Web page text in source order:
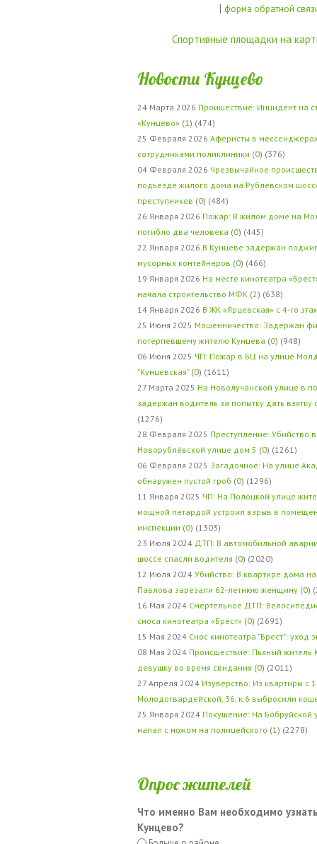
| форма обратной
Спортивные площадки на
Новости Кунцево
24 Марта 2026 Проишествие: Инцидент на
«Кунцево» (1 ) (474)
25 Февраля 2026 Аферисты в
сотрудниками поликлиники (0) (376)
04 Февраля 2026 Чрезвычайное
подъезде жилого дома на Рублевском
преступников (0) (484)
26 Января 2026 Пожар: В жилом доме на
погибло два человека (0) (445)
22 Января 2026 В Кунцеве задержан
мусорных контейнеров (0) (466)
19 Января 2026 На месте кинотеатра
начала строительство МФК (2) (638)
14 Января 2026 В ЖК «Ярцевская» с 4-го
25 Июня 2025 Мошенничество: Задержан
потерпевшему жителю Кунцева (0) (948)
06 Июня 2025 ЧП: Пожар в БЦ на улице
"Кунцевская" (0) (1611)
27 Марта 2025 На Новолучанской улице в
задержан водитель за попытку дать
(1276)
28 Февраля 2025 Преступление: Убийство
Новорублёвской улице дом 5 (0) (1261)
06 Февраля 2025 Загадочное: На улице
обнаружен пустой гроб (0) (1296)
11 Января 2025 ЧП: На Полоцкой улице
мощной петардой устроил взрыв в
инспекции (0) (1303)
23 Июля 2024 ДТП: В автомобильной
шоссе спасли водителя (0) (2020)
12 Июля 2024 Убийство: В квартире дома
Павлова зарезали 62-летнюю женщину (0)
16 Мая 2024 Смертельное ДТП:
сноса кинотеатра «Брест» (0) (2691)
15 Мая 2024 Снос кинотеатра "Брест": уход
08 Мая 2024 Происшествие: Пьяный житель
девушку во время свидания (0) (2011)
27 Апреля 2024 Изуверство: Из квартиры с
Молодогвардейской, 36, к.6 выбросили
25 Января 2024 Покушение: На Бобруйской
напал с ножом на полицейского (1 ) (2278)
Опрос жителей
Что именно Вам необходимо
Кунцево?